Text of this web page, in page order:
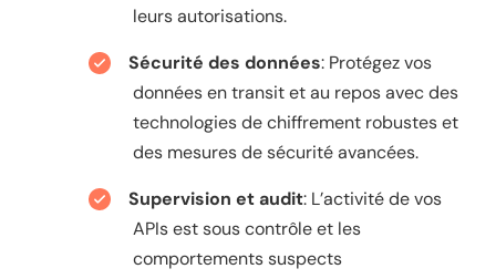
leurs autorisations.
Sécurité des données: Protégez vos
données en transit et au repos avec des
technologies de chiffrement robustes et
des mesures de sécurité avancées.
Supervision et audit: L’activité de vos
APIs est sous contrôle et les
comportements suspects